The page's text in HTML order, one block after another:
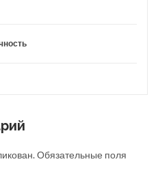
Обязательные поля